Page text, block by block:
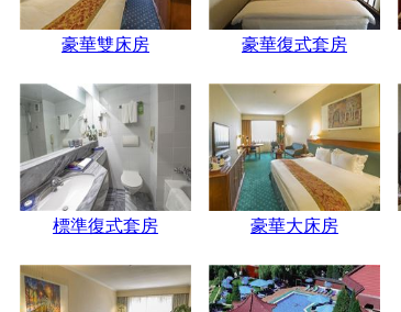
豪華雙床房 豪華復式套房
標準復式套房 豪華大床房